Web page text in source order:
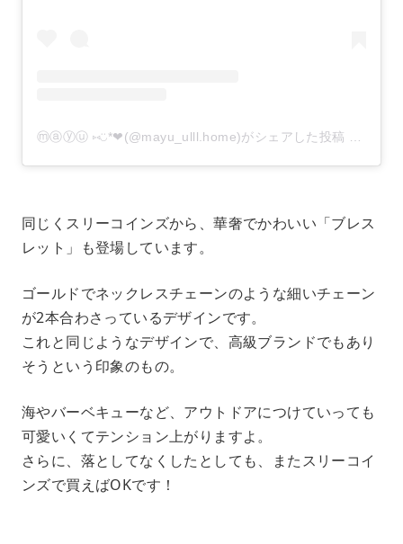
ⓜⓐⓨⓤ ⑅◡̈*❤︎(@mayu_ulll.home)がシェアした投稿
同じくスリーコインズから、華奢でかわいい「ブレス
レット」も登場しています。
ゴールドでネックレスチェーンのような細いチェーン
が2本合わさっているデザインです。
これと同じようなデザインで、高級ブランドでもあり
そうという印象のもの。
海やバーベキューなど、アウトドアにつけていっても
可愛いくてテンション上がりますよ。
さらに、落としてなくしたとしても、またスリーコイ
ンズで買えばOKです！